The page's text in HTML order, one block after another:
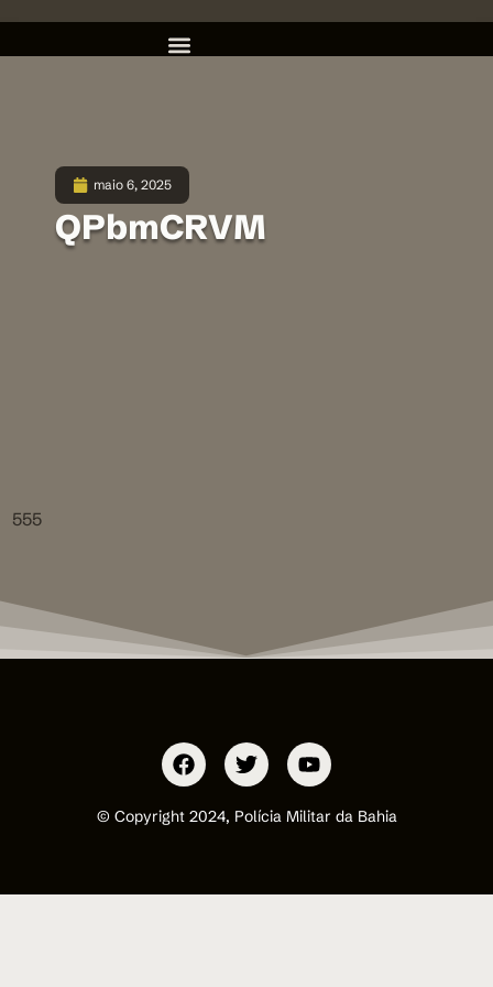
maio 6, 2025
QPbmCRVM
555
© Copyright 2024, Polícia Militar da Bahia